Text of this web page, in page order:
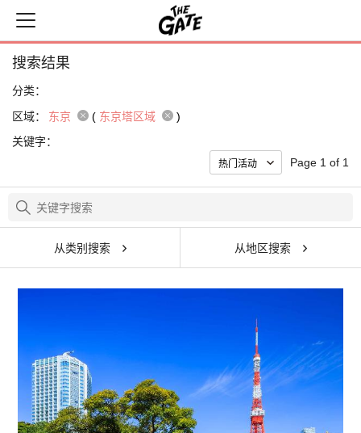
搜索结果
分类：
区域：
东京 ( 东京塔区域
)
关键字：
Page 1 of 1
从类别搜索 从地区搜索